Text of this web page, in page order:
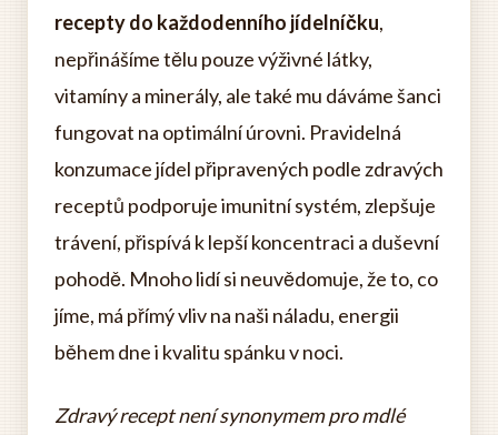
recepty do každodenního jídelníčku,
nepřinášíme tělu pouze výživné látky,
vitamíny a minerály, ale také mu dáváme šanci
fungovat na optimální úrovni. Pravidelná
konzumace jídel připravených podle zdravých
receptů podporuje imunitní systém, zlepšuje
trávení, přispívá k lepší koncentraci a duševní
pohodě. Mnoho lidí si neuvědomuje, že to, co
jíme, má přímý vliv na naši náladu, energii
během dne i kvalitu spánku v noci.
Zdravý recept není synonymem pro mdlé